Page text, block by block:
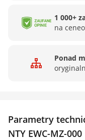
1 000+
na
Ponad
Parametry
NTY EWC-MZ-000